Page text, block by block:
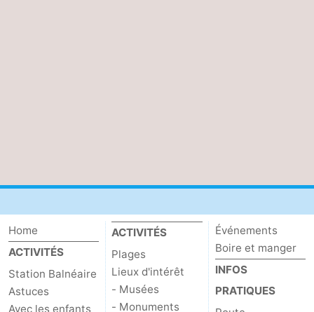
Home
ACTIVITÉS
Station Balnéaire
Astuces
Avec les enfants
ACTIVITÉS
Plages
Lieux d'intérêt
- Musées
- Monuments
Événements
Boire et manger
INFOS
PRATIQUES